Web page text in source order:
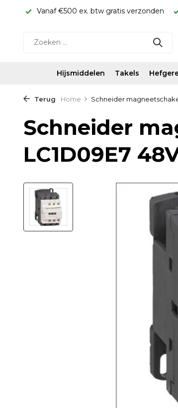
24/7 bereikbaar WhatsApp 06-11587339
Hijsmiddelen Takels
Terug Home Schneider
Schneider
LC1D09E7